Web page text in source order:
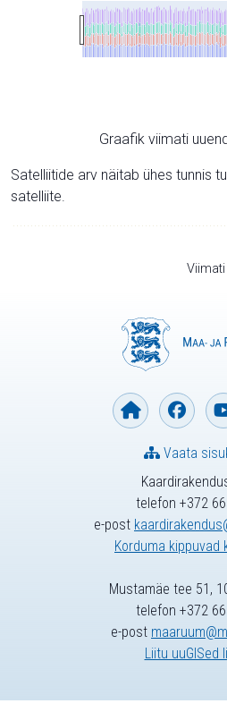
Graafik viimati
Satelliitide arv näitab ühes tunnis
satelliite.
telefon +372
e-post
Korduma kippuvad
Vaata
Mustamäe tee 51,
telefon +372
e-post
Liitu uuGISed